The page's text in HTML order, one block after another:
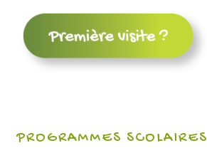
PROGRAMMES SCOLAIRES